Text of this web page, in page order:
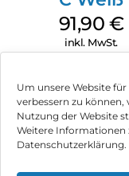
Um unsere Website
verbessern zu
Nutzung der Website
Weitere Informationen
Datenschutzerklärung.
91,90 €
inkl. MwSt.
Impressum